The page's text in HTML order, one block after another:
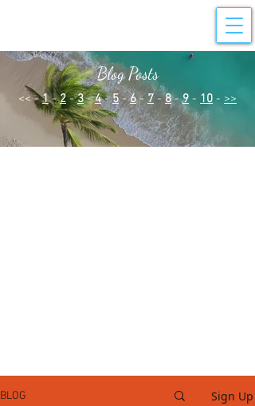
Blog Posts
<< - 1 - 2-3 -4 -5-6- 7 -8 - 9 - 10 - >>
BLOG Sign Up